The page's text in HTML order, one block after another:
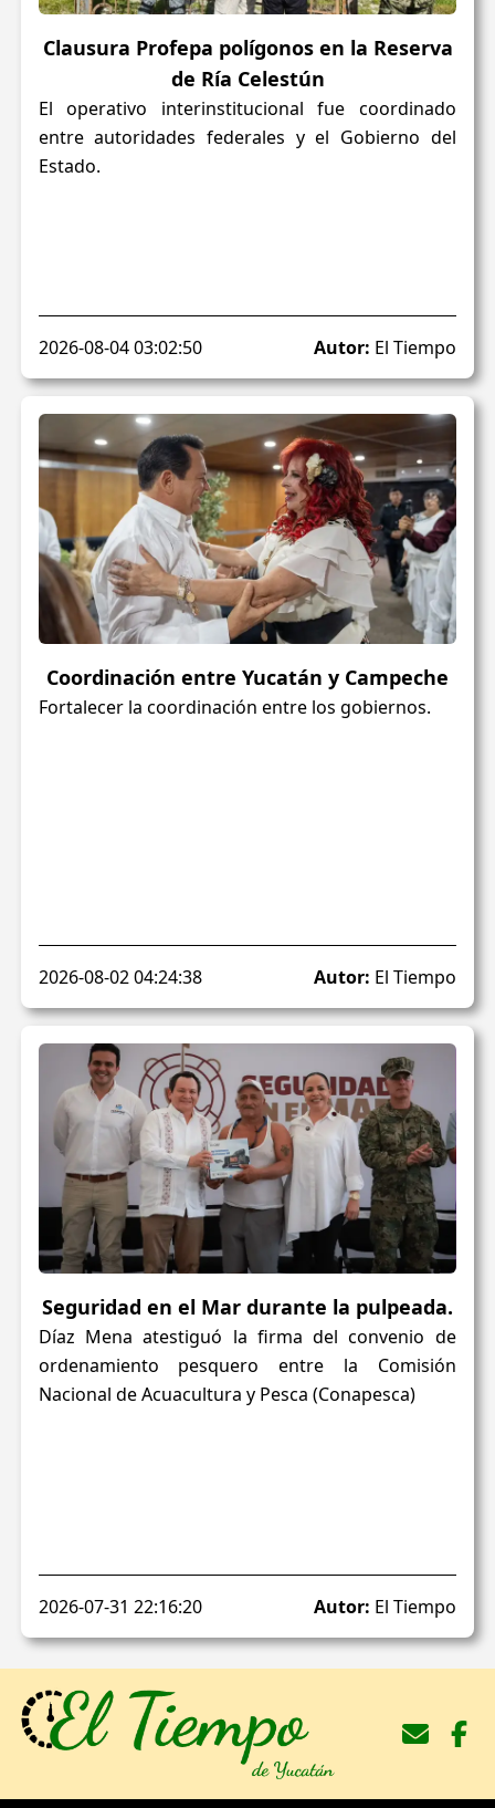
Clausura Profepa polígonos en la Reserva
de Ría Celestún
El operativo interinstitucional fue coordinado
entre autoridades federales y el Gobierno del
Estado.
2026-08-04 03:02:50 Autor: El Tiempo
Coordinación entre Yucatán y Campeche
Fortalecer la coordinación entre los gobiernos.
2026-08-02 04:24:38 Autor: El Tiempo
Seguridad en el Mar durante la pulpeada.
Díaz Mena atestiguó la firma del convenio de
ordenamiento pesquero entre la Comisión
Nacional de Acuacultura y Pesca (Conapesca)
2026-07-31 22:16:20 Autor: El Tiempo